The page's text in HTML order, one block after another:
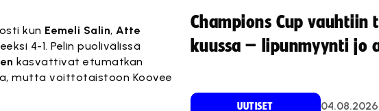
kun Eemeli Salin,Atte
4-1. Pelin puolivälissä
kasvattivat etumatkan
mutta voittotaistoon Koovee
Champions Cup vauhtiin
kuussa – lipunmyynti jo
UUTISET 04.08.2026